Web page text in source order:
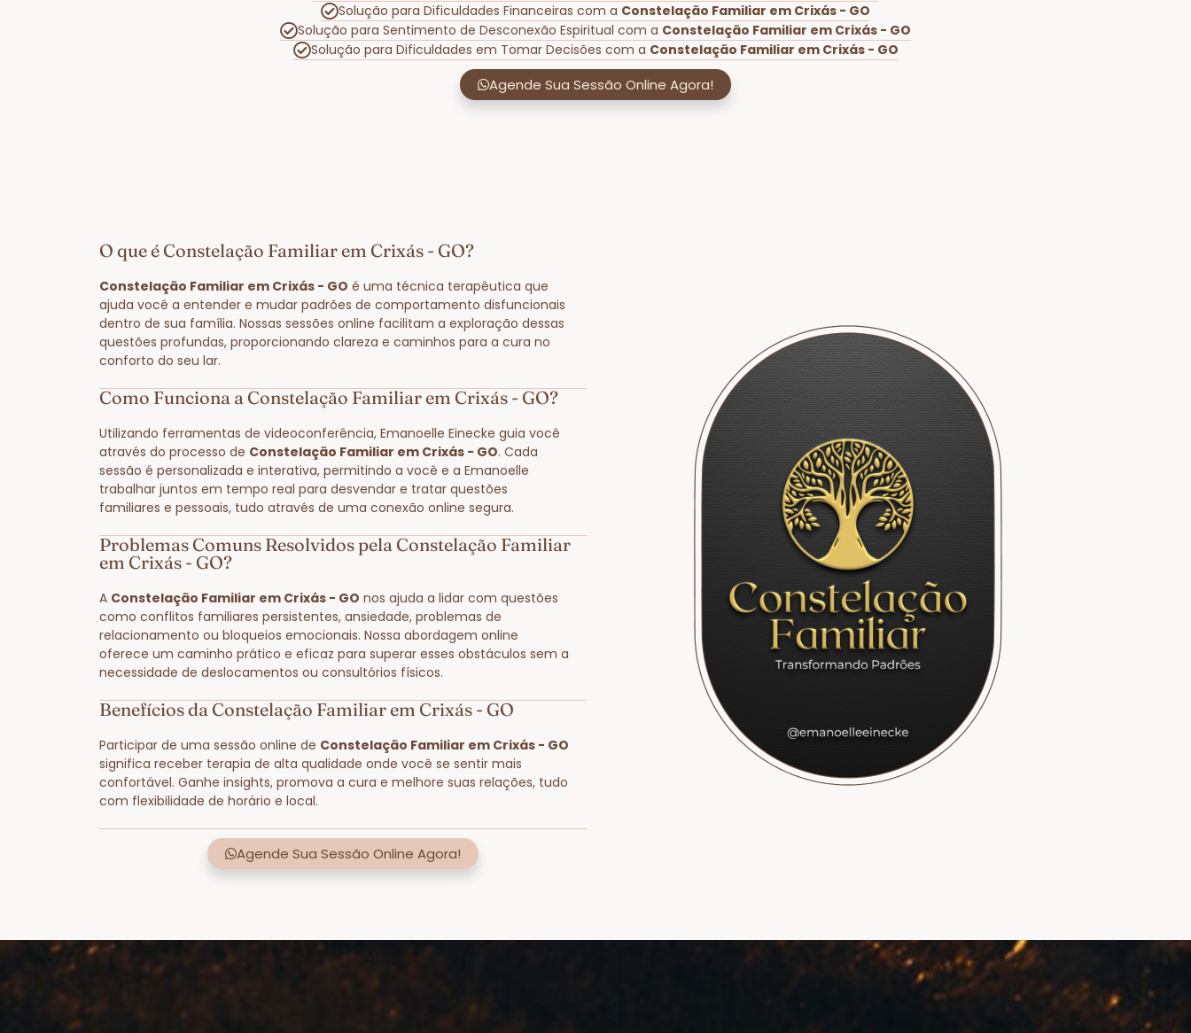
Solução para Dificuldades Financeiras com a Constelação Familiar em Crixás - GO
Solução para Sentimento de Desconexão Espiritual com a Constelação Familiar em Crixás - GO
Solução para Dificuldades em Tomar Decisões com a Constelação Familiar em Crixás - GO
Agende Sua Sessão Online Agora!
O que é Constelação Familiar em Crixás - GO?
Constelação Familiar em Crixás - GO é uma técnica terapêutica que
ajuda você a entender e mudar padrões de comportamento disfuncionais
dentro de sua família. Nossas sessões online facilitam a exploração dessas
questões profundas, proporcionando clareza e caminhos para a cura no
conforto do seu lar.
Como Funciona a Constelação Familiar em Crixás - GO?
Utilizando ferramentas de videoconferência, Emanoelle Einecke guia você
através do processo de Constelação Familiar em Crixás - GO. Cada
sessão é personalizada e interativa, permitindo a você e a Emanoelle
trabalhar juntos em tempo real para desvendar e tratar questões
familiares e pessoais, tudo através de uma conexão online segura.
Problemas Comuns Resolvidos pela Constelação Familiar
em Crixás - GO?
A Constelação Familiar em Crixás - GO nos ajuda a lidar com questões
como conflitos familiares persistentes, ansiedade, problemas de
relacionamento ou bloqueios emocionais. Nossa abordagem online
oferece um caminho prático e eficaz para superar esses obstáculos sem a
necessidade de deslocamentos ou consultórios físicos.
Benefícios da Constelação Familiar em Crixás - GO
Participar de uma sessão online de Constelação Familiar em Crixás - GO
significa receber terapia de alta qualidade onde você se sentir mais
confortável. Ganhe insights, promova a cura e melhore suas relações, tudo
com flexibilidade de horário e local.
Agende Sua Sessão Online Agora!